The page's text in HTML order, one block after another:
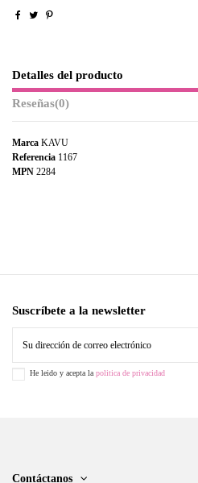
Detalles del producto
Reseñas(0)
Marca KAVU
Referencia 1167
MPN 2284
Suscríbete a la newsletter
He leido y acepta la politica de privacidad
Contáctanos